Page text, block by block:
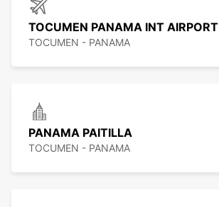
TOCUMEN PANAMA INT AIRPORT
TOCUMEN - PANAMA
PANAMA PAITILLA
TOCUMEN - PANAMA